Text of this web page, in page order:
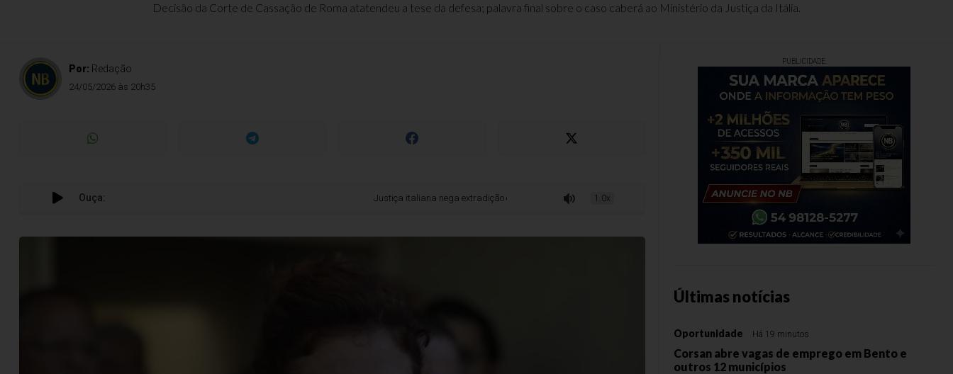
Decisão da Corte de Cassação de Roma atatendeu a tese da defesa; palavra final sobre o caso caberá ao Ministério da Justiça da Itália.
Por: Redação
24/05/2026 às 20h35
Ouça: Justiça italiana nega extradição e liberta ex-deputada Carla Zambelli
1.0x
PUBLICIDADE
Últimas notícias
Oportunidade Há 19 minutos
Corsan abre vagas de emprego em Bento e
outros 12 municípios